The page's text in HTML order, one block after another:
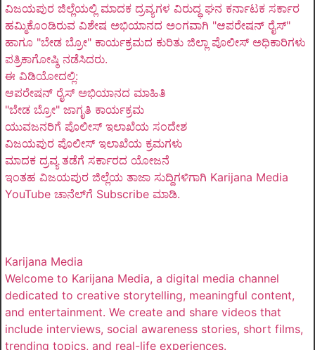
ವಿಜಯಪುರ ಜಿಲ್ಲೆಯಲ್ಲಿ ಮಾದಕ ದ್ರವ್ಯಗಳ ವಿರುದ್ಧ ಘನ ಕರ್ನಾಟಕ ಸರ್ಕಾರ
ಹಮ್ಮಿಕೊಂಡಿರುವ ವಿಶೇಷ ಅಭಿಯಾನದ ಅಂಗವಾಗಿ "ಆಪರೇಷನ್ ರೈಸ್"
ಹಾಗೂ "ಬೇಡ ಬ್ರೋ" ಕಾರ್ಯಕ್ರಮದ ಕುರಿತು ಜಿಲ್ಲಾ ಪೊಲೀಸ್ ಅಧಿಕಾರಿಗಳು
ಪತ್ರಿಕಾಗೋಷ್ಠಿ ನಡೆಸಿದರು.
ಈ ವಿಡಿಯೋದಲ್ಲಿ:
ಆಪರೇಷನ್ ರೈಸ್ ಅಭಿಯಾನದ ಮಾಹಿತಿ
"ಬೇಡ ಬ್ರೋ" ಜಾಗೃತಿ ಕಾರ್ಯಕ್ರಮ
ಯುವಜನರಿಗೆ ಪೊಲೀಸ್ ಇಲಾಖೆಯ ಸಂದೇಶ
ವಿಜಯಪುರ ಪೊಲೀಸ್ ಇಲಾಖೆಯ ಕ್ರಮಗಳು
ಮಾದಕ ದ್ರವ್ಯ ತಡೆಗೆ ಸರ್ಕಾರದ ಯೋಜನೆ
ಇಂತಹ ವಿಜಯಪುರ ಜಿಲ್ಲೆಯ ತಾಜಾ ಸುದ್ದಿಗಳಿಗಾಗಿ Karijana Media
YouTube ಚಾನೆಲ್‌ಗೆ Subscribe ಮಾಡಿ.
Karijana Media
Welcome to Karijana Media, a digital media channel
dedicated to creative storytelling, meaningful content,
and entertainment. We create and share videos that
include interviews, social awareness stories, short films,
trending topics, and real-life experiences.